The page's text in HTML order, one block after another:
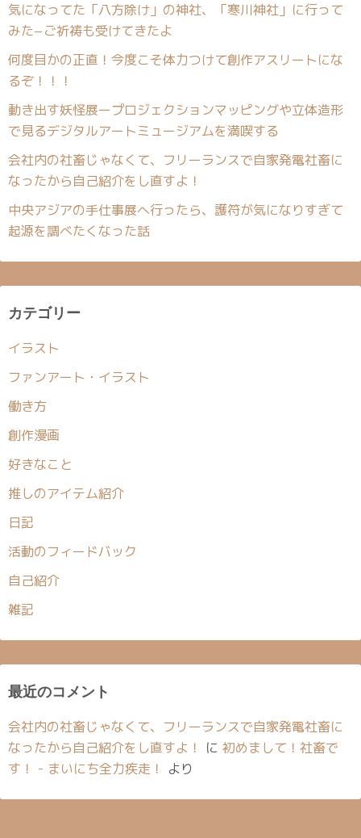
気になってた「八方除け」の神社、「寒川神社」に行って
みた−ご祈祷も受けてきたよ
何度目かの正直！今度こそ体力つけて創作アスリートにな
るぞ！！！
動き出す妖怪展ープロジェクションマッピングや立体造形
で見るデジタルアートミュージアムを満喫する
会社内の社畜じゃなくて、フリーランスで自家発電社畜に
なったから自己紹介をし直すよ！
中央アジアの手仕事展へ行ったら、護符が気になりすぎて
起源を調べたくなった話
カテゴリー
イラスト
ファンアート・イラスト
働き方
創作漫画
好きなこと
推しのアイテム紹介
日記
活動のフィードバック
自己紹介
雑記
最近のコメント
会社内の社畜じゃなくて、フリーランスで自家発電社畜に
なったから自己紹介をし直すよ！
に 初めまして！社畜で
す！ - まいにち全力疾走！
より